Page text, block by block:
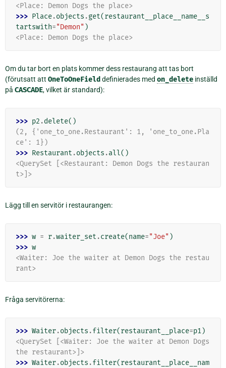
<Place: Demon Dogs the place>
>>> Place.objects .get(restaurant__place__name__s
tartswith="Demon" )
<Place: Demon Dogs the place>
Om du tar bort en plats kommer dess restaurang att tas bort
(förutsatt att OneToOneField definierades med on_delete inställd
på CASCADE, vilket är standard):
>>> p2 .delete()
(2, {'one_to_one.Restaurant': 1, 'one_to_one.Pla
ce': 1})
>>> Restaurant .objects .all()
<QuerySet [<Restaurant: Demon Dogs the restauran
t>]>
Lägg till en servitör i restaurangen:
>>> w = r.waiter_set .create(name="Joe" )
>>> w
<Waiter: Joe the waiter at Demon Dogs the restau
rant>
Fråga servitörerna:
>>> Waiter.objects .filter(restaurant__place=p1)
<QuerySet [<Waiter: Joe the waiter at Demon Dogs
the restaurant>]>
>>> Waiter.objects .filter(restaurant__place__nam